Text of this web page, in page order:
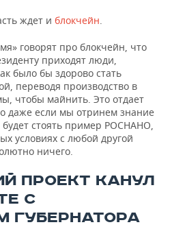
ждет и блокчейн.
говорят про блокчейн, что
приходят люди,
было бы здорово стать
переводя производство в
чтобы майнить. Это отдает
даже если мы отринем знание
стоять пример РОСНАНО,
условиях с любой другой
ничего.
ПРОЕКТ КАНУЛ
С
ГУБЕРНАТОРА